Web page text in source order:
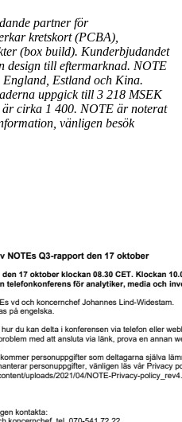
partner för
kretskort (PCBA),
(box build). Kunderbjudandet
design till eftermarknad. NOTE
Estland och Kina.
uppgick till 3 218 MSEK
cirka 1 400. NOTE är noterat
vänligen besök